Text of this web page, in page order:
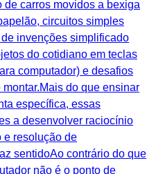
de carros movidos a bexiga
circuitos simples
invenções simplificado
do cotidiano em teclas
computador) e desafios
do que ensinar
específica, essas
a desenvolver raciocínio
e resolução de
sentidoAo contrário do que
não é o ponto de